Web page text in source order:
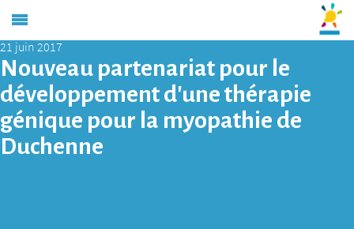
21 juin 2017
Nouveau partenariat pour le
développement d’une thérapie
génique pour la myopathie de
Duchenne